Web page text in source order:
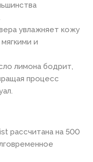
увлажняет кожу
и
лимона бодрит,
процесс
рассчитана на 500